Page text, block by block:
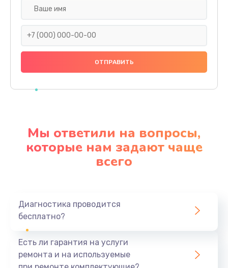
Замена разъема питания
600 руб.
Заказать
Ремонт мультиконтроллера
Замена кнопки включения
Заказать
Мы ответили на вопросы,
которые нам задают чаще
всего
Диагностика проводится
бесплатно?
Есть ли гарантия на услуги
ремонта и на используемые